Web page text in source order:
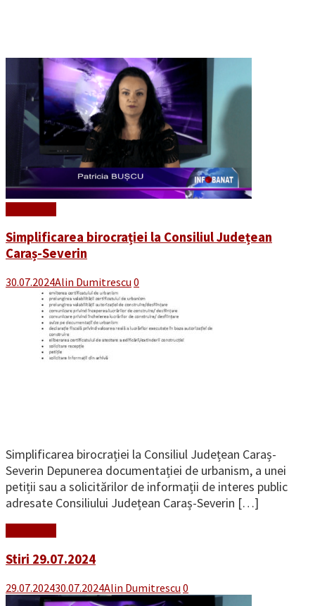
Simplificarea birocrației la Consiliul Județean
Caraș-Severin
30.07.2024Alin Dumitrescu 0
Simplificarea birocrației la Consiliul Județean Caraș-
Severin Depunerea documentației de urbanism, a unei
petiții sau a solicitărilor de informații de interes public
adresate Consiliului Județean Caraș-Severin […]
Stiri 29.07.2024
29.07.202430.07.2024Alin Dumitrescu 0